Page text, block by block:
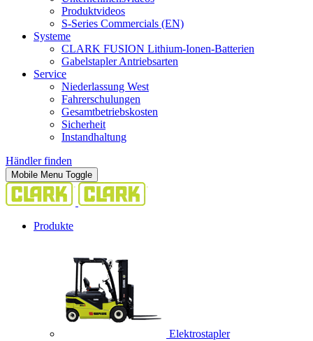
Produktvideos
S-Series Commercials (EN)
Systeme
CLARK FUSION Lithium-Ionen-Batterien
Gabelstapler Antriebsarten
Service
Niederlassung West
Fahrerschulungen
Gesamtbetriebskosten
Sicherheit
Instandhaltung
Händler finden
Mobile Menu Toggle
Produkte
Elektrostapler